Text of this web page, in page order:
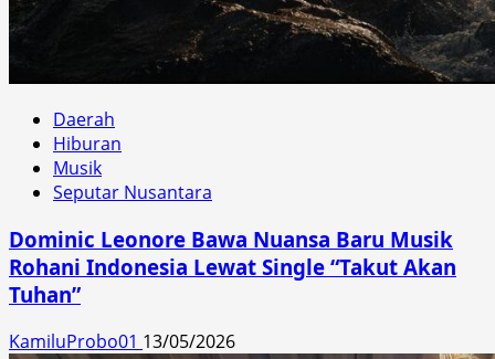
Daerah
Hiburan
Musik
Seputar Nusantara
Dominic Leonore Bawa Nuansa Baru Musik
Rohani Indonesia Lewat Single “Takut Akan
Tuhan”
KamiluProbo01 13/05/2026